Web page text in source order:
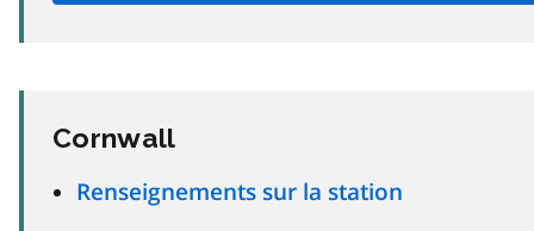
Cornwall
Renseignements sur la station